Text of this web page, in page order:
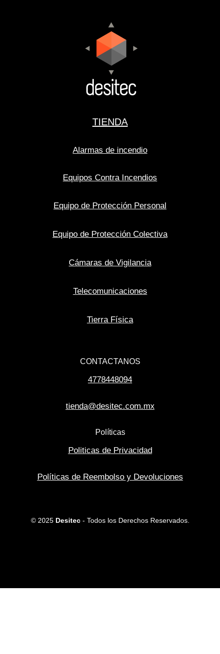
TIENDA
Alarmas de incendio
Equipos Contra Incendios
Equipo de Protección Personal
Equipo de Protección Colectiva
Cámaras de Vigilancia
Telecomunicaciones
Tierra Física
CONTACTANOS
4778448094
tienda@desitec.com.mx
Políticas
Politicas de Privacidad
Políticas de Reembolso y Devoluciones
© 2025 Desitec- Todos los Derechos Reservados.